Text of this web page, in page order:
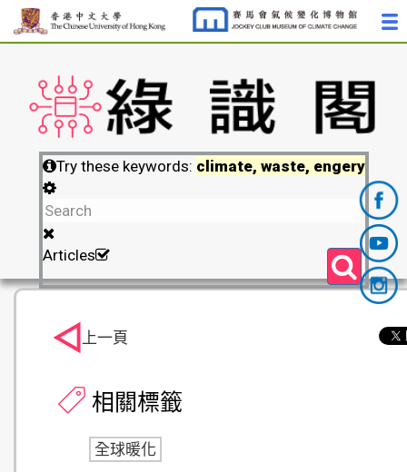
Try these keywords: climate, waste, engery
Articles
相關標籤
全球暖化
上一頁